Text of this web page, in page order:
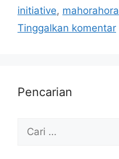
initiative, mahorahora
Tinggalkan komentar
Pencarian